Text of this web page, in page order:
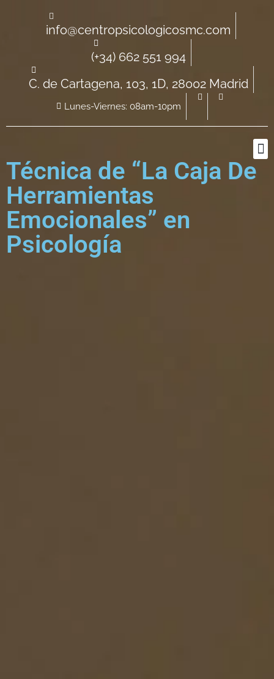
info@centropsicologicosmc.com
(+34) 662 551 994
C. de Cartagena, 103, 1D, 28002 Madrid
Lunes-Viernes: 08am-10pm
Técnica de “La Caja De
Herramientas
Emocionales” en
Psicología